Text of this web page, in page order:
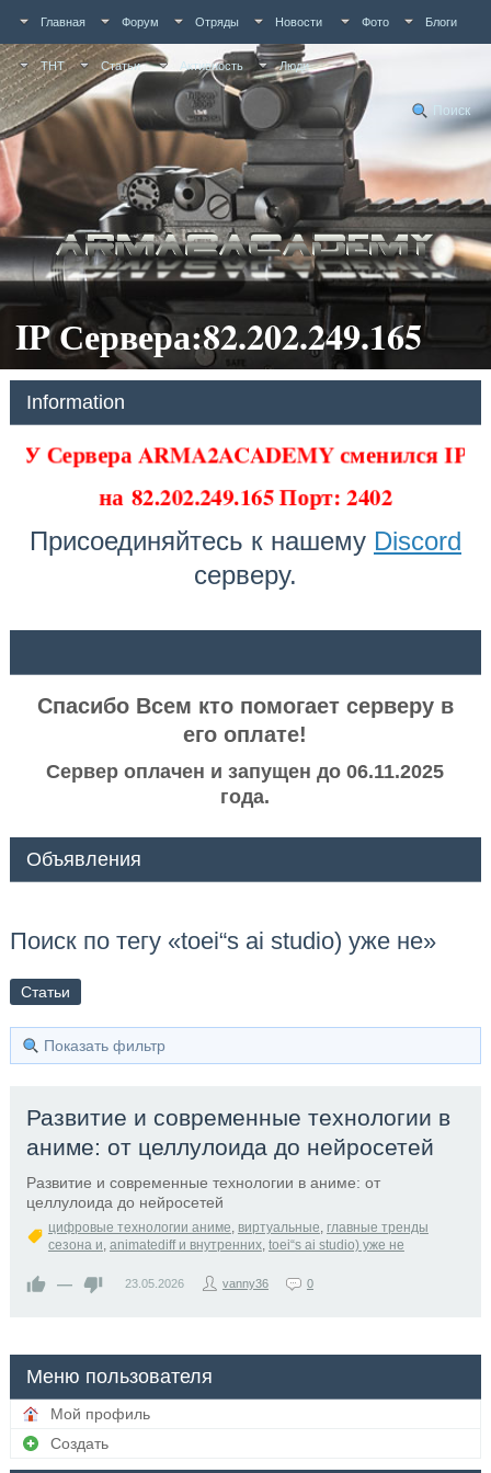
Главная Форум Отряды Новости Фото Блоги
ТНТ Статьи Активность Люди
Поиск
IP Сервера:82.202.249.165
Information
У Сервера ARMA2ACADEMY сменился IP
на 82.202.249.165 Порт: 2402
Присоединяйтесь к нашему Discord
серверу.
Спасибо Всем кто помогает серверу в
его оплате!
Сервер оплачен и запущен до 06.11.2025
года.
Объявления
Поиск по тегу «toei“s ai studio) уже не»
Статьи
Показать фильтр
Развитие и современные технологии в
аниме: от целлулоида до нейросетей
Развитие и современные технологии в аниме: от
целлулоида до нейросетей
цифровые технологии аниме, виртуальные, главные тренды
сезона и, animatediff и внутренних, toei“s ai studio) уже не
— 23.05.2026 vanny36 0
Меню пользователя
Мой профиль
Создать